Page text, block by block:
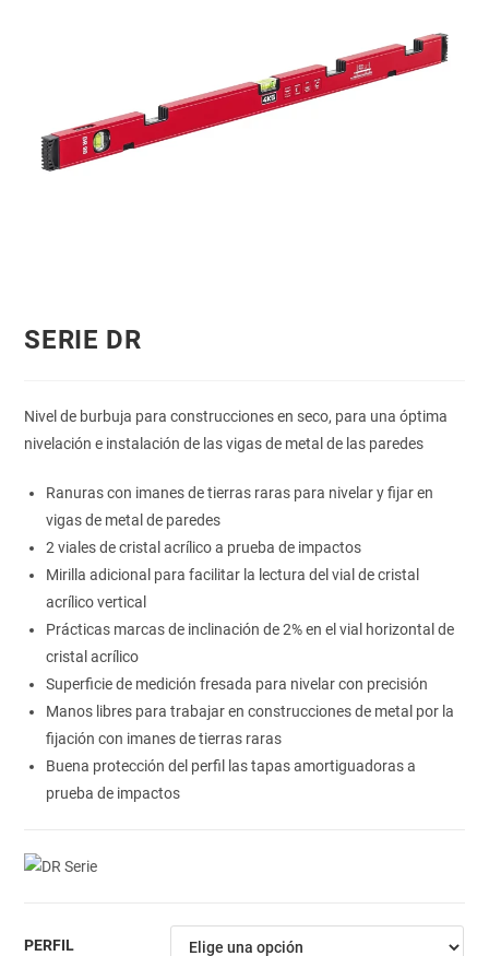
SERIE DR
Nivel de burbuja para construcciones en seco, para una óptima
nivelación e instalación de las vigas de metal de las paredes
Ranuras con imanes de tierras raras para nivelar y fijar en
vigas de metal de paredes
2 viales de cristal acrílico a prueba de impactos
Mirilla adicional para facilitar la lectura del vial de cristal
acrílico vertical
Prácticas marcas de inclinación de 2% en el vial horizontal de
cristal acrílico
Superficie de medición fresada para nivelar con precisión
Manos libres para trabajar en construcciones de metal por la
fijación con imanes de tierras raras
Buena protección del perfil las tapas amortiguadoras a
prueba de impactos
PERFIL